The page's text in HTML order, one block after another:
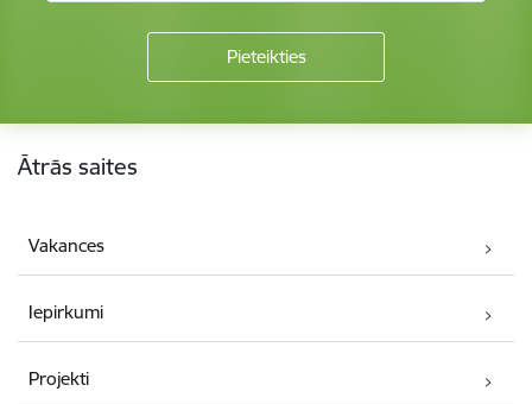
Kājene
Ātrās saites
Vakances
Iepirkumi
Projekti